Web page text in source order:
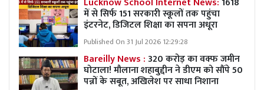
में से सिर्फ 151 सरकारी स्कूलों तक पहुंचा
इंटरनेट, डिजिटल शिक्षा का सपना अधूरा
Published On 31 Jul 2026 12:29:28
Bareilly News :320 करोड़ का वक्फ जमीन
घोटाला! मौलाना शहाबुद्दीन ने डीएम को सौंपे 50
पन्नों के सबूत, अखिलेश पर साधा निशाना